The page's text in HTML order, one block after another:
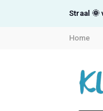
Straal 🌞
Home